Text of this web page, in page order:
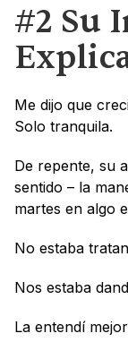
#2 Su
Me dijo que
Solo tranquila.
De repente, su
sentido – la
martes en algo
No estaba
Nos estaba
La entendí